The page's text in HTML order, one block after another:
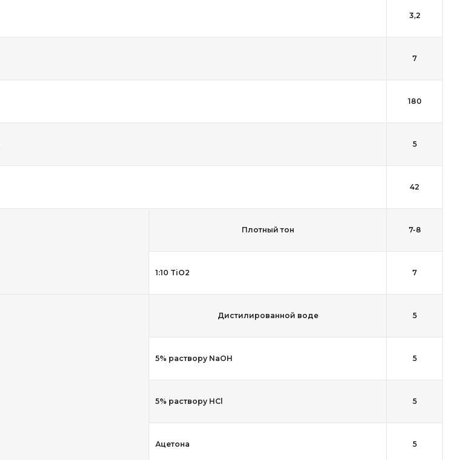
3,2
7
180
5
42
Плотный тон 7-8
1:10 TiO2 7
Дистилированной воде 5
5% раствору NaOH 5
5% раствору HCl 5
Ацетона 5